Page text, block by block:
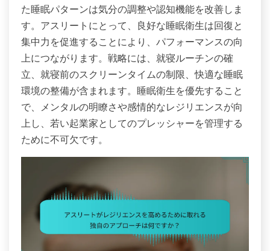
た睡眠パターンは気分の調整や認知機能を改善しま
す。アスリートにとって、良好な睡眠衛生は回復と
集中力を促進することにより、パフォーマンスの向
上につながります。戦略には、就寝ルーチンの確
立、就寝前のスクリーンタイムの制限、快適な睡眠
環境の整備が含まれます。睡眠衛生を優先すること
で、メンタルの明瞭さや感情的なレジリエンスが向
上し、若い起業家としてのプレッシャーを管理する
ために不可欠です。